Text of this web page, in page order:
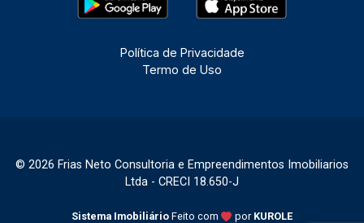
Política de Privacidade
Termo de Uso
© 2026 Frias Neto Consultoria e Empreendimentos Imobiliarios
Ltda - CRECI 18.650-J
Sistema Imobiliário Feito com por KUROLE